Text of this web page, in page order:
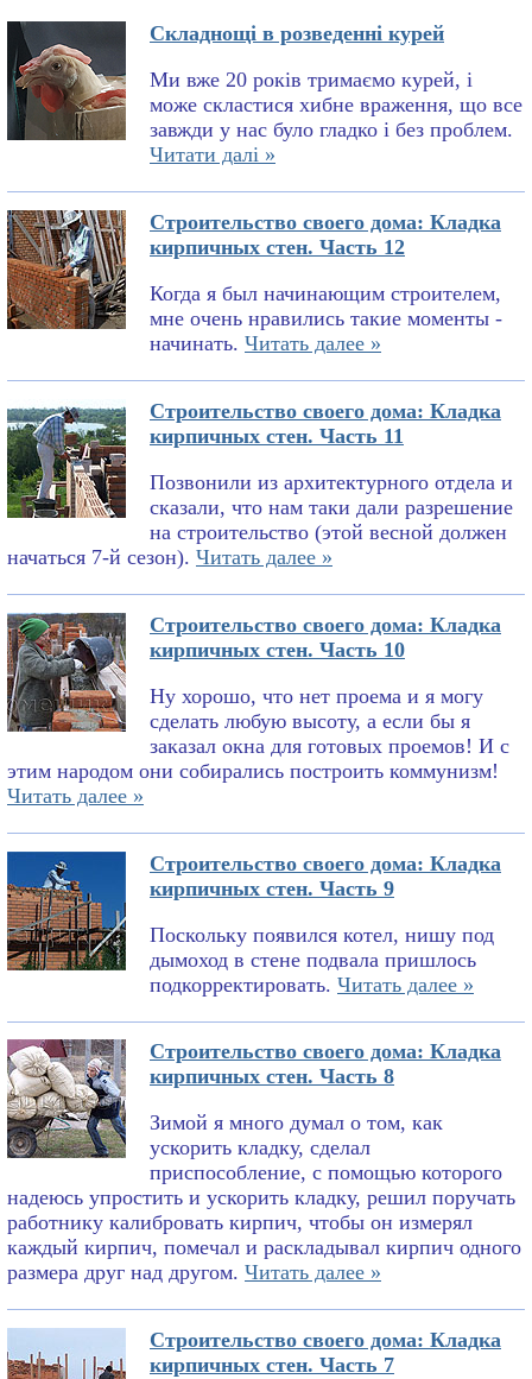
Складнощі в розведенні курей
Ми вже 20 років тримаємо курей, і
може скластися хибне враження, що все
завжди у нас було гладко і без проблем.
Читати далі »
Строительство своего дома: Кладка
кирпичных стен. Часть 12
Когда я был начинающим строителем,
мне очень нравились такие моменты -
начинать. Читать далее »
Строительство своего дома: Кладка
кирпичных стен. Часть 11
Позвонили из архитектурного отдела и
сказали, что нам таки дали разрешение
на строительство (этой весной должен
начаться 7-й сезон). Читать далее »
Строительство своего дома: Кладка
кирпичных стен. Часть 10
Ну хорошо, что нет проема и я могу
сделать любую высоту, а если бы я
заказал окна для готовых проемов! И с
этим народом они собирались построить коммунизм!
Читать далее »
Строительство своего дома: Кладка
кирпичных стен. Часть 9
Поскольку появился котел, нишу под
дымоход в стене подвала пришлось
подкорректировать. Читать далее »
Строительство своего дома: Кладка
кирпичных стен. Часть 8
Зимой я много думал о том, как
ускорить кладку, сделал
приспособление, с помощью которого
надеюсь упростить и ускорить кладку, решил поручать
работнику калибровать кирпич, чтобы он измерял
каждый кирпич, помечал и раскладывал кирпич одного
размера друг над другом. Читать далее »
Строительство своего дома: Кладка
кирпичных стен. Часть 7